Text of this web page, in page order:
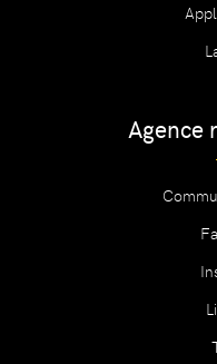
Agence